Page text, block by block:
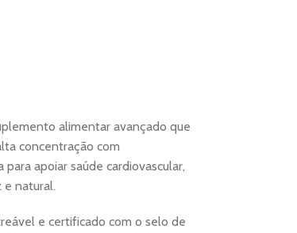
alimentar avançado que
concentração com
apoiar saúde cardiovascular,
e natural.
e certificado com o selo de